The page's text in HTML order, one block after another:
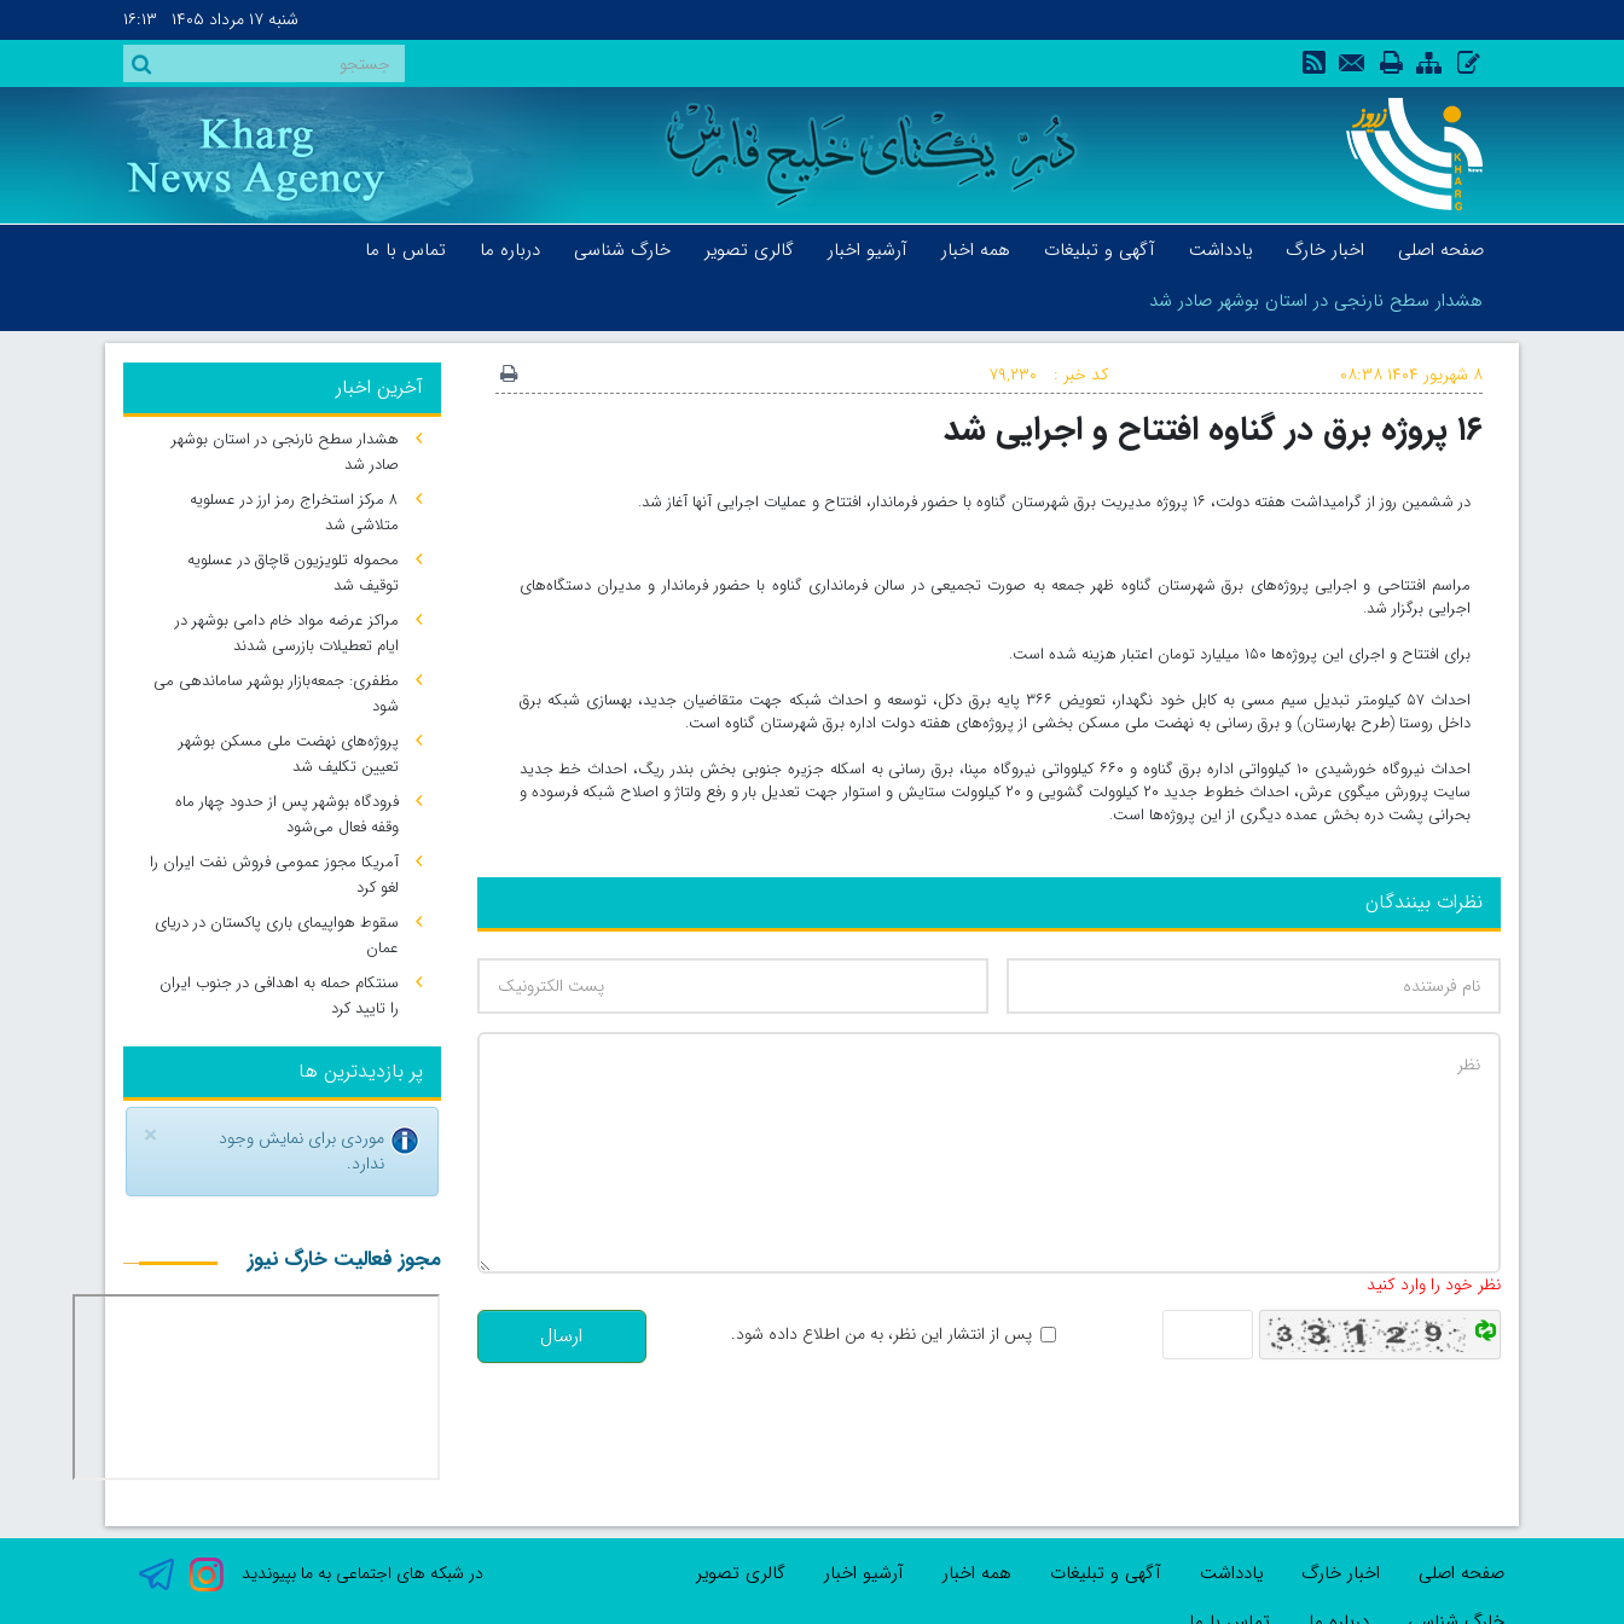
شنبه ۱۷ مرداد ۱۴۰۵ ۱۶:۱۳
صفحه اصلی اخبار خارگ یادداشت آگهی و تبلیغات همه اخبار آرشیو اخبار گالری تصویر خارگ شناسی درباره ما
تماس با ما
هشدار سطح نارنجی در استان بوشهر صادر شد
هشدار سطح نارنجی در استان بوشهر صادر شد
کد خبر : ۷۹,۲۳۰ ۸ شهریور ۱۴۰۴ ۰۸:۳۸
۱۶ پروژه برق در گناوه افتتاح و اجرایی شد
در ششمین روز از گرامیداشت هفته دولت، ۱۶ پروژه مدیریت برق شهرستان گناوه با حضور فرماندار، افتتاح و عملیات اجرایی آنها آغاز شد.
مراسم افتتاحی و اجرایی پروژه‌های برق شهرستان گناوه ظهر جمعه به صورت تجمیعی در سالن فرمانداری گناوه با حضور فرماندار و مدیران دستگاه‌های
اجرایی برگزار شد.
برای افتتاح و اجرای این پروژه‌ها ۱۵۰ میلیارد تومان اعتبار هزینه شده است.
احداث ۵۷ کیلومتر تبدیل سیم مسی به کابل خود نگهدار، تعویض ۳۶۶ پایه برق دکل، توسعه و احداث شبکه جهت متقاضیان جدید، بهسازی شبکه برق
داخل روستا (طرح بهارستان) و برق رسانی به نهضت ملی مسکن بخشی از پروژه‌های هفته دولت اداره برق شهرستان گناوه است.
احداث نیروگاه خورشیدی ۱۰ کیلوواتی اداره برق گناوه و ۶۶۰ کیلوواتی نیروگاه مپنا، برق رسانی به اسکله جزیره جنوبی بخش بندر ریگ، احداث خط جدید
سایت پرورش میگوی عرش، احداث خطوط جدید ۲۰ کیلوولت گشویی و ۲۰ کیلوولت ستایش و استوار جهت تعدیل بار و رفع ولتاژ و اصلاح شبکه فرسوده و
بحرانی پشت دره بخش عمده دیگری از این پروژه‌ها است.
نظرات بینندگان
نظر خود را وارد کنید
پس از انتشار این نظر، به من اطلاع داده شود.
ارسال
آخرین اخبار
هشدار سطح نارنجی در استان بوشهر
صادر شد
۸ مرکز استخراج رمز ارز در عسلویه
متلاشی شد
محموله تلویزیون قاچاق در عسلویه
توقیف شد
مراکز عرضه مواد خام دامی بوشهر در
ایام تعطیلات بازرسی شدند
مظفری: جمعه‌بازار بوشهر ساماندهی می‌
شود
پروژه‌های نهضت ملی مسکن بوشهر
تعیین تکلیف شد
فرودگاه بوشهر پس از حدود چهار ماه
وقفه فعال می‌شود
آمریکا مجوز عمومی فروش نفت ایران را
لغو کرد
سقوط هواپیمای باری پاکستان در دریای
عمان
سنتکام حمله به اهدافی در جنوب ایران
را تایید کرد
پر بازدیدترین ها
×
موردی برای نمایش وجود
ندارد.
مجوز فعالیت خارگ نیوز
صفحه اصلی اخبار خارگ یادداشت آگهی و تبلیغات همه اخبار آرشیو اخبار
گالری تصویر
در شبکه های اجتماعی به ما بپیوندید